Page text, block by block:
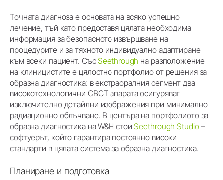
Точната диагноза е основата на всяко успешно
лечение, тъй като предоставя цялата необходима
информация за безопасното извършване на
процедурите и за тяхното индивидуално адаптиране
към всеки пациент. СъсSeethrough на разположение
на клиницистите е цялостно портфолио от решения за
образна диагностика: в екстраоралния сегмент два
високотехнологични CBCT апарата осигуряват
изключително детайлни изображения при минимално
радиационно облъчване. В центъра на портфолиото за
образна диагностика на W&H стоиSeethrough Studio–
софтуерът, който гарантира постоянно високи
стандарти в цялата система за образна диагностика.
Планиране и подготовка